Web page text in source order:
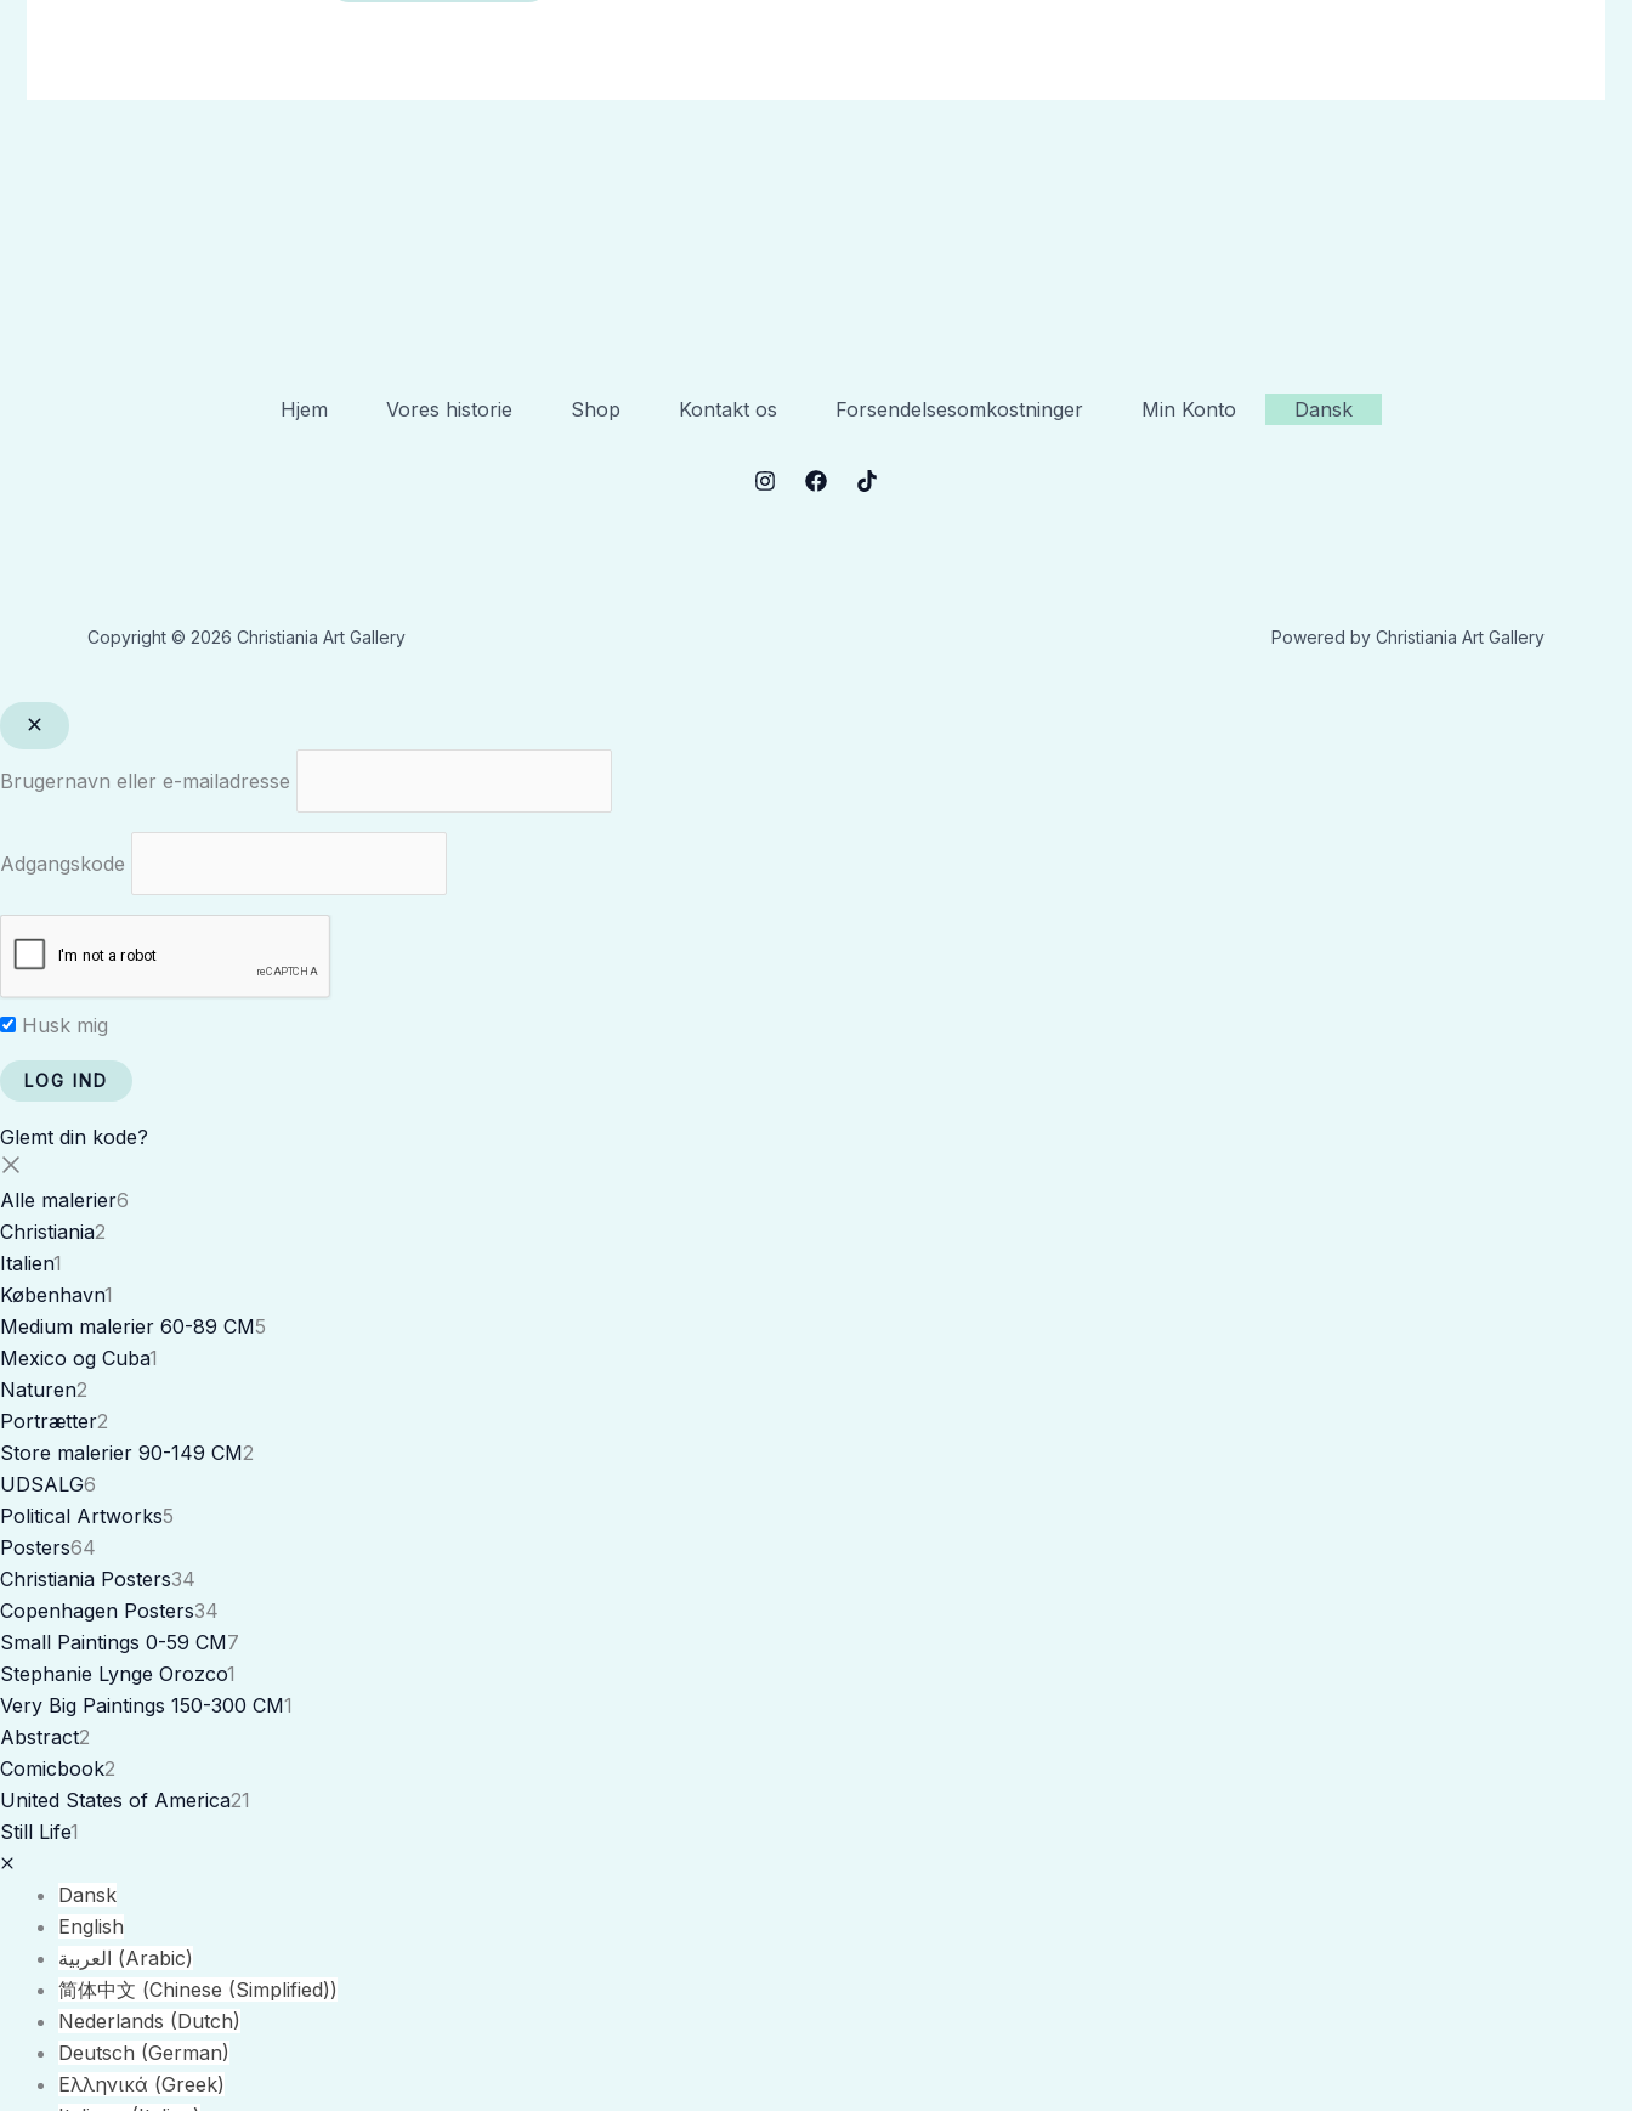
Hjem Vores historie Shop Kontakt os Forsendelsesomkostninger Min Konto Dansk
Copyright © 2026 Christiania Art Gallery Powered by Christiania Art Gallery
Brugernavn eller e-mailadresse
Adgangskode
Husk mig
Glemt din kode?
Alle malerier6
Christiania2
Italien1
København1
Medium malerier 60-89 CM5
Mexico og Cuba1
Naturen2
Portrætter2
Store malerier 90-149 CM2
UDSALG6
Political Artworks5
Posters64
Christiania Posters34
Copenhagen Posters34
Small Paintings 0-59 CM7
Stephanie Lynge Orozco1
Very Big Paintings 150-300 CM1
Abstract2
Comicbook2
United States of America21
Still Life1
Dansk
English
العربية (Arabic)
简体中文 (Chinese (Simplified))
Nederlands (Dutch)
Deutsch (German)
Ελληνικά (Greek)